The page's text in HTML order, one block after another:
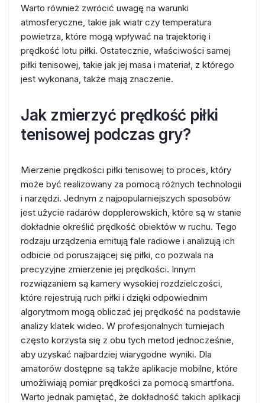
Warto również zwrócić uwagę na warunki
atmosferyczne, takie jak wiatr czy temperatura
powietrza, które mogą wpływać na trajektorię i
prędkość lotu piłki. Ostatecznie, właściwości samej
piłki tenisowej, takie jak jej masa i materiał, z którego
jest wykonana, także mają znaczenie.
Jak zmierzyć prędkość piłki
tenisowej podczas gry?
Mierzenie prędkości piłki tenisowej to proces, który
może być realizowany za pomocą różnych technologii
i narzędzi. Jednym z najpopularniejszych sposobów
jest użycie radarów dopplerowskich, które są w stanie
dokładnie określić prędkość obiektów w ruchu. Tego
rodzaju urządzenia emitują fale radiowe i analizują ich
odbicie od poruszającej się piłki, co pozwala na
precyzyjne zmierzenie jej prędkości. Innym
rozwiązaniem są kamery wysokiej rozdzielczości,
które rejestrują ruch piłki i dzięki odpowiednim
algorytmom mogą obliczać jej prędkość na podstawie
analizy klatek wideo. W profesjonalnych turniejach
często korzysta się z obu tych metod jednocześnie,
aby uzyskać najbardziej wiarygodne wyniki. Dla
amatorów dostępne są także aplikacje mobilne, które
umożliwiają pomiar prędkości za pomocą smartfona.
Warto jednak pamiętać, że dokładność takich aplikacji